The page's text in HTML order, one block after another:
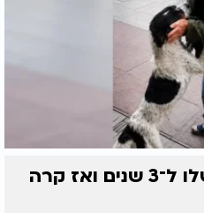
הוא איבד את הכלב שלו ל־3 שנים ואז קרה